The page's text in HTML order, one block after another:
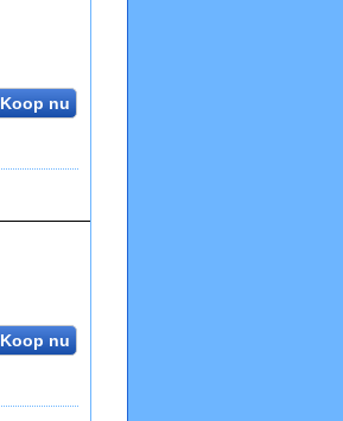
Koop nu
Koop nu